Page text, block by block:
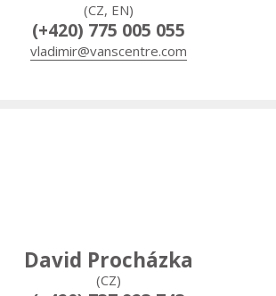
(CZ, EN)
(+420) 775 005 055
vladimir@vanscentre.com
David Procházka
(CZ)